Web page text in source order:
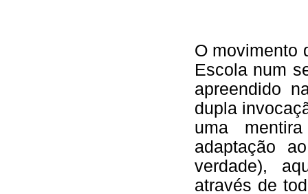
O movimento
Escola num
apreendido
dupla
uma
adaptação
verdade),
através de